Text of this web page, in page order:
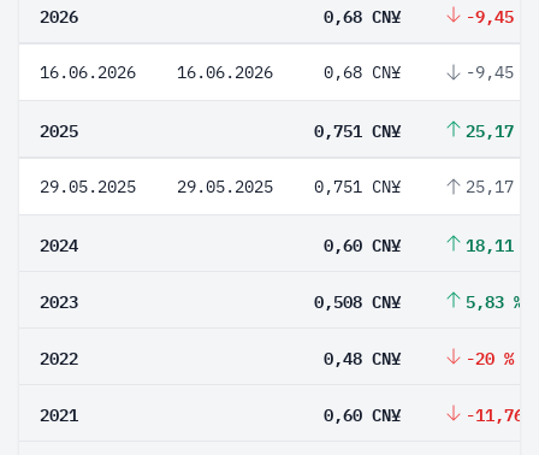
2026 0,68 CN¥ -9,45 %
16.06.2026 16.06.2026 0,68 CN¥ -9,45 %
2025 0,751 CN¥ 25,17 %
29.05.2025 29.05.2025 0,751 CN¥ 25,17 %
2024 0,60 CN¥ 18,11 %
2023 0,508 CN¥ 5,83 %
2022 0,48 CN¥ -20 %
2021 0,60 CN¥ -11,76